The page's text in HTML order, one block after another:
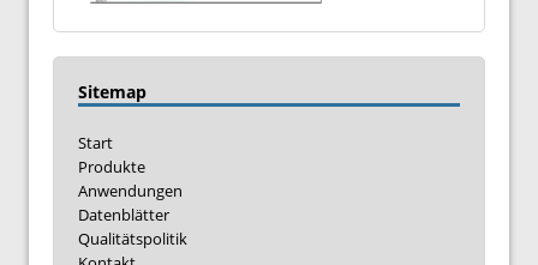
Sitemap
Start
Produkte
Anwendungen
Datenblätter
Qualitätspolitik